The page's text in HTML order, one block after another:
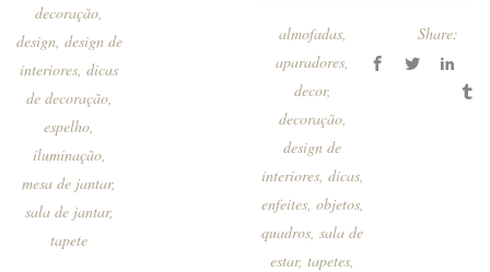
decoração
design design de
interiores ,dicas
de decoração,
espelho
iluminação,
mesa de jantar,
sala de jantar,
tapete
almofadas,
aparadores
decor,
decoração,
design de
interiores, dicas,
enfeites, objetos,
quadros ,sala de
estar,tapetes
Share: